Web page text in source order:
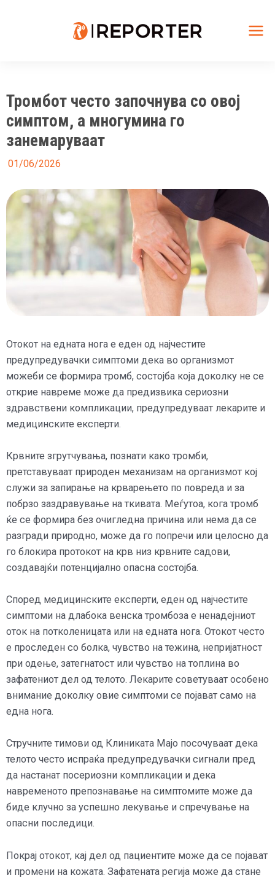
Тромбот често започнува со овој
симптом, а многумина го
занемаруваат
01/06/2026
Отокот на едната нога е еден од најчестите
предупредувачки симптоми дека во организмот
можеби се формира тромб, состојба која доколку не се
открие навреме може да предизвика сериозни
здравствени компликации, предупредуваат лекарите и
медицинските експерти.
Крвните згрутчувања, познати како тромби,
претставуваат природен механизам на организмот кој
служи за запирање на крварењето по повреда и за
побрзо заздравување на ткивата. Меѓутоа, кога тромб
ќе се формира без очигледна причина или нема да се
разгради природно, може да го попречи или целосно да
го блокира протокот на крв низ крвните садови,
создавајќи потенцијално опасна состојба.
Според медицинските експерти, еден од најчестите
симптоми на длабока венска тромбоза е ненадејниот
оток на потколеницата или на едната нога. Отокот често
е проследен со болка, чувство на тежина, непријатност
при одење, затегнатост или чувство на топлина во
зафатениот дел од телото. Лекарите советуваат особено
внимание доколку овие симптоми се појават само на
една нога.
Стручните тимови од Клиниката Мајо посочуваат дека
телото често испраќа предупредувачки сигнали пред
да настанат посериозни компликации и дека
навременото препознавање на симптомите може да
биде клучно за успешно лекување и спречување на
опасни последици.
Покрај отокот, кај дел од пациентите може да се појават
и промени на кожата. Зафатената регија може да стане